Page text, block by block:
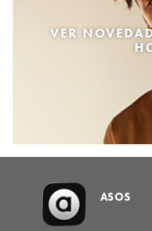
VER
ASOS